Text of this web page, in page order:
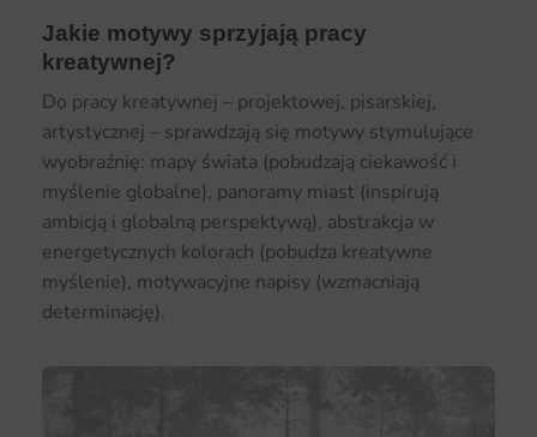
Jakie motywy sprzyjają pracy
kreatywnej?
Do pracy kreatywnej – projektowej, pisarskiej,
artystycznej – sprawdzają się motywy stymulujące
wyobraźnię: mapy świata (pobudzają ciekawość i
myślenie globalne), panoramy miast (inspirują
ambicją i globalną perspektywą), abstrakcja w
energetycznych kolorach (pobudza kreatywne
myślenie), motywacyjne napisy (wzmacniają
determinację).